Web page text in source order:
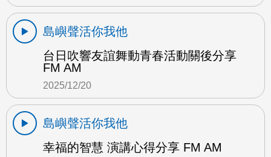
島嶼聲活你我他
台日吹響友誼舞動青春活動關後分享
FM AM
2025/12/20
島嶼聲活你我他
幸福的智慧 演講心得分享 FM AM